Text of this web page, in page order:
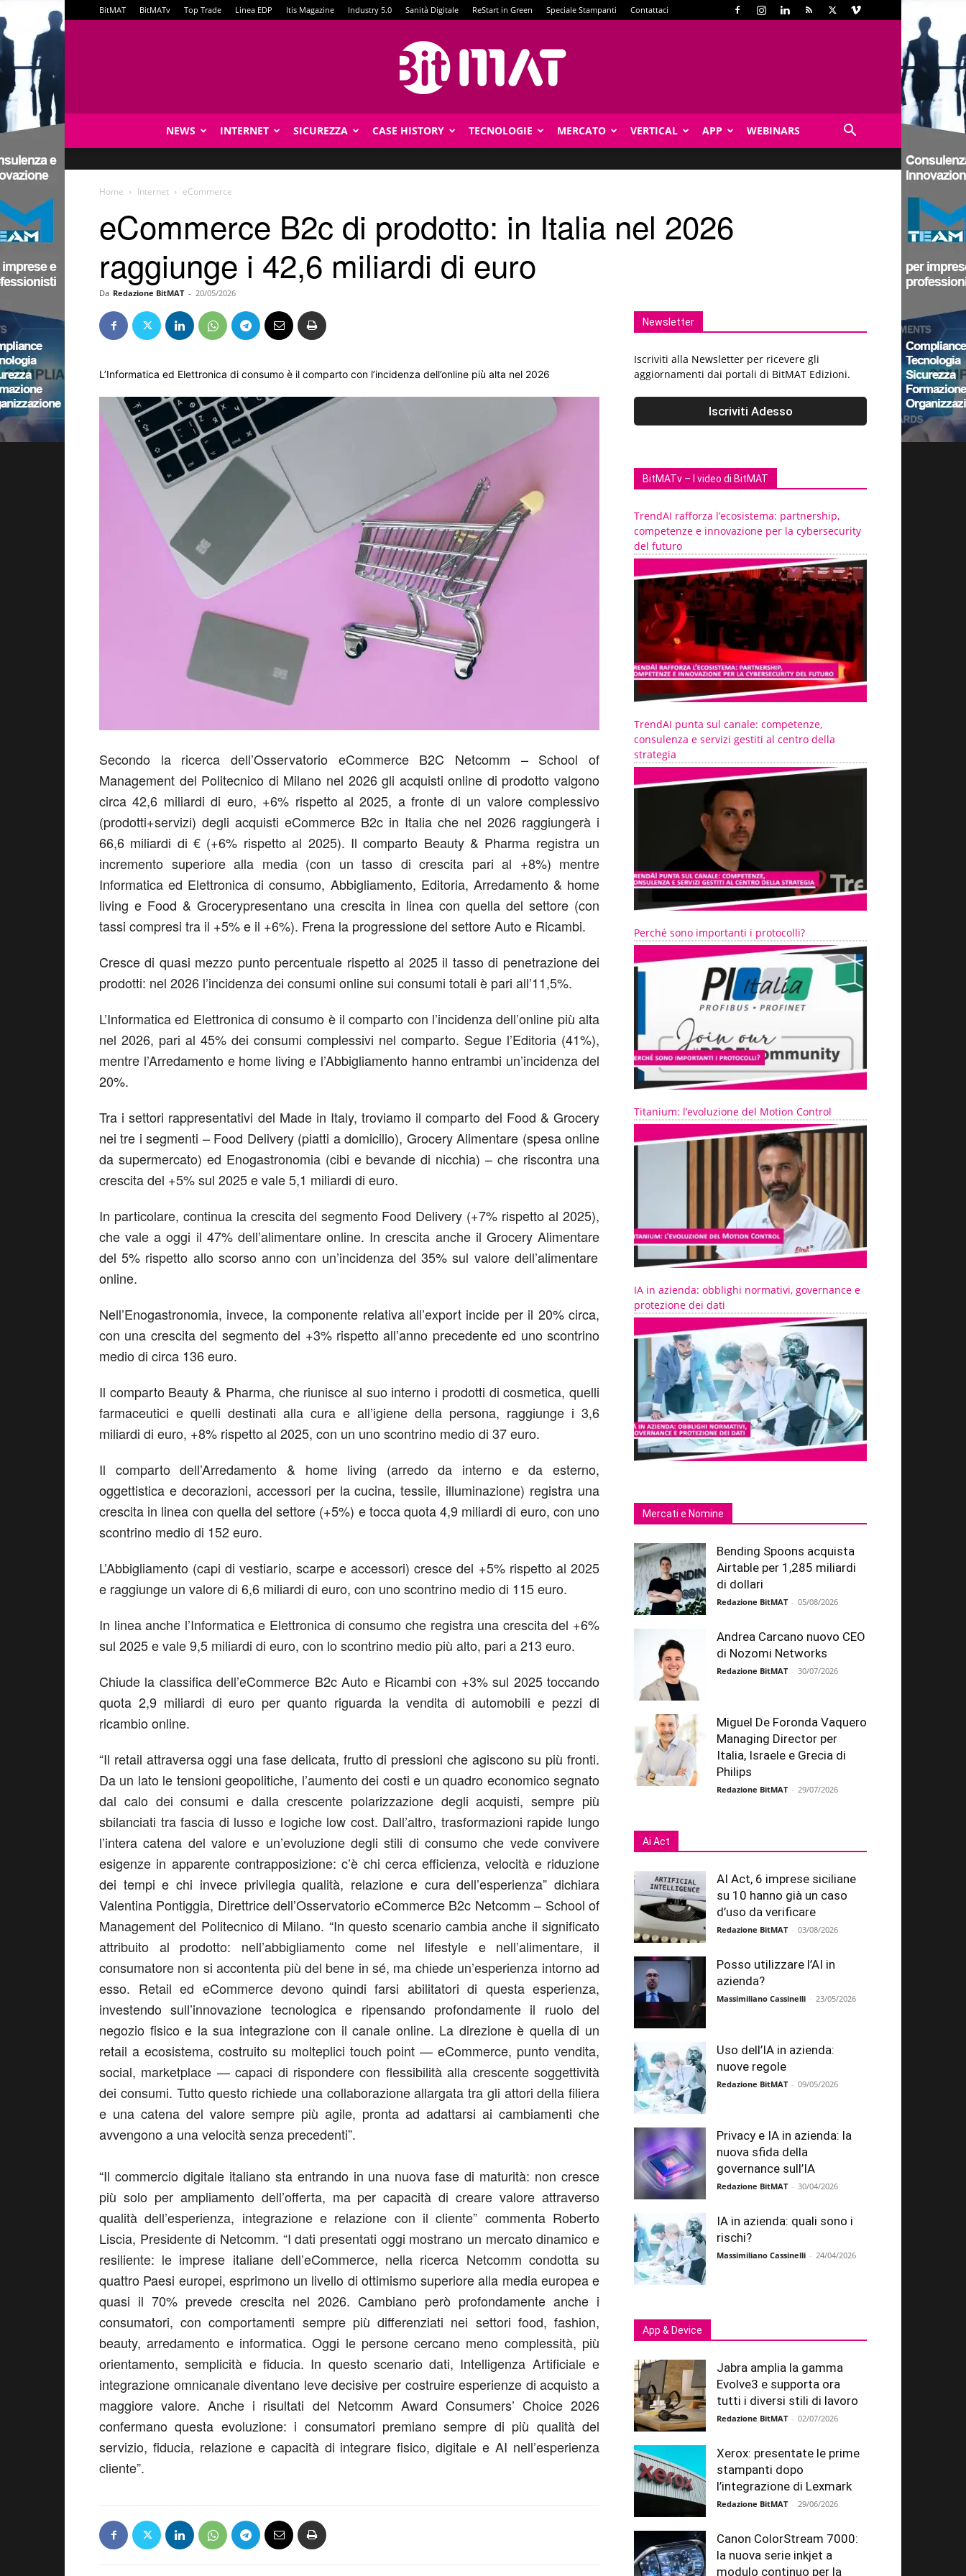
BitMAT BitMATv Top Trade Linea EDP Itis Magazine Industry 5.0 Sanità Digitale ReStart in Green Speciale Stampanti Contattaci
NEWS INTERNET SICUREZZA CASE HISTORY TECNOLOGIE MERCATO VERTICAL APP WEBINARS
Home Internet eCommerce
eCommerce B2c di prodotto: in Italia nel 2026
raggiunge i 42,6 miliardi di euro
Da Redazione BitMAT - 20/05/2026
L’Informatica ed Elettronica di consumo è il comparto con l’incidenza dell’online più alta nel 2026
Secondo la ricerca dell’Osservatorio eCommerce B2C Netcomm – School of
Management del Politecnico di Milano nel 2026 gli acquisti online di prodotto valgono
circa 42,6 miliardi di euro, +6% rispetto al 2025, a fronte di un valore complessivo
(prodotti+servizi) degli acquisti eCommerce B2c in Italia che nel 2026 raggiungerà i
66,6 miliardi di € (+6% rispetto al 2025). Il comparto Beauty & Pharma registra un
incremento superiore alla media (con un tasso di crescita pari al +8%) mentre
Informatica ed Elettronica di consumo, Abbigliamento, Editoria, Arredamento & home
living eFood & Grocerypresentano una crescita in linea con quella del settore (con
tassi compresi tra il +5% e il +6%). Frena la progressione del settoreAuto e Ricambi.
Cresce di quasi mezzo punto percentuale rispetto al 2025 il tasso di penetrazione dei
prodotti: nel 2026 l’incidenza dei consumi online sui consumi totali è pari all’11,5%.
L’Informatica ed Elettronica di consumo è il comparto con l’incidenza dell’online più alta
nel 2026, pari al 45% dei consumi complessivi nel comparto. Segue l’Editoria (41%),
mentre l’Arredamento e home living e l’Abbigliamentohanno entrambi un’incidenza del
20%.
Tra i settori rappresentativi del Made in Italy, troviamo il comparto del Food & Grocery
nei tre i segmenti – Food Delivery (piatti a domicilio), Grocery Alimentare (spesa online
da supermercato) ed Enogastronomia (cibi e bevande di nicchia) – che riscontra una
crescita del +5% sul 2025e vale5,1 miliardi di euro.
In particolare, continua la crescita del segmento Food Delivery (+7% rispetto al 2025),
che vale a oggi il 47% dell’alimentare online. In crescita anche il Grocery Alimentare
del 5% rispetto allo scorso anno con un’incidenza del 35% sul valore dell’alimentare
online.
Nell’Enogastronomia, invece, la componente relativa all’export incide per il 20% circa,
con una crescita del segmento del +3% rispetto all’anno precedente ed uno scontrino
medio di circa 136 euro.
Il comparto Beauty & Pharma, che riunisce al suo interno i prodotti di cosmetica, quelli
farmaceutici e quelli destinati alla cura e all’igiene della persona, raggiunge i 3,6
miliardi di euro, +8% rispetto al 2025, con un uno scontrino medio di 37 euro.
Il comparto dell’Arredamento & home living (arredo da interno e da esterno,
oggettistica e decorazioni, accessori per la cucina, tessile, illuminazione) registra una
crescita in linea con quella del settore (+5%) e tocca quota4,9 miliardi di euro, con uno
scontrino medio di 152 euro.
L’Abbigliamento (capi di vestiario, scarpe e accessori) cresce del +5% rispetto al 2025
e raggiunge un valore di 6,6 miliardi di euro, con uno scontrino medio di 115 euro.
In linea anche l’Informaticae Elettronica di consumo che registra una crescita del +6%
sul 2025e vale9,5 miliardi di euro, con lo scontrino medio più alto, pari a 213 euro.
Chiude la classifica dell’eCommerce B2cAuto e Ricambi con +3% sul 2025toccando
quota 2,9 miliardi di euro per quanto riguarda la vendita di automobili e pezzi di
ricambio online.
“Il retail attraversa oggi una fase delicata, frutto di pressioni che agiscono su più fronti.
Da un lato le tensioni geopolitiche, l’aumento dei costi e un quadro economico segnato
dal calo dei consumi e dalla crescente polarizzazione degli acquisti, sempre più
sbilanciati tra fascia di lusso e logiche low cost. Dall’altro, trasformazioni rapide lungo
l’intera catena del valore e un’evoluzione degli stili di consumo che vede convivere
esigenze in apparente contrapposizione: c’è chi cerca efficienza, velocità e riduzione
dei tempi e chi invece privilegia qualità, relazione e cura dell’esperienza” dichiara
Valentina Pontiggia, Direttrice dell’Osservatorio eCommerce B2c Netcomm – School of
Management del Politecnico di Milano. “In questo scenario cambia anche il significato
attribuito al prodotto: nell’abbigliamento come nel lifestyle e nell’alimentare, il
consumatore non si accontenta più del bene in sé, ma chiede un’esperienza intorno ad
esso. Retail ed eCommerce devono quindi farsi abilitatori di questa esperienza,
investendo sull’innovazione tecnologica e ripensando profondamente il ruolo del
negozio fisico e la sua integrazione con il canale online. La direzione è quella di un
retail a ecosistema, costruito su molteplici touch point — eCommerce, punto vendita,
social, marketplace — capaci di rispondere con flessibilità alla crescente soggettività
dei consumi. Tutto questo richiede una collaborazione allargata tra gli attori della filiera
e una catena del valore sempre più agile, pronta ad adattarsi ai cambiamenti che
avvengono a una velocità senza precedenti”.
“Il commercio digitale italiano sta entrando in una nuova fase di maturità: non cresce
più solo per ampliamento dell’offerta, ma per capacità di creare valore attraverso
qualità dell’esperienza, integrazione e relazione con il cliente” commenta Roberto
Liscia, Presidente di Netcomm. “I dati presentati oggi mostrano un mercato dinamico e
resiliente: le imprese italiane dell’eCommerce, nella ricerca Netcomm condotta su
quattro Paesi europei, esprimono un livello di ottimismo superiore alla media europea e
quasi il 70% prevede crescita nel 2026. Cambiano però profondamente anche i
consumatori, con comportamenti sempre più differenziati nei settori food, fashion,
beauty, arredamento e informatica. Oggi le persone cercano meno complessità, più
orientamento, semplicità e fiducia. In questo scenario dati, Intelligenza Artificiale e
integrazione omnicanale diventano leve decisive per costruire esperienze di acquisto a
maggiore valore. Anche i risultati del Netcomm Award Consumers’ Choice 2026
confermano questa evoluzione: i consumatori premiano sempre di più qualità del
servizio, fiducia, relazione e capacità di integrare fisico, digitale e AI nell’esperienza
cliente”.
Newsletter
Iscriviti alla Newsletter per ricevere gli
aggiornamenti dai portali di BitMAT Edizioni.
BitMATv – I video di BitMAT
TrendAI rafforza l’ecosistema: partnership,
competenze e innovazione per la cybersecurity
del futuro
TrendAI punta sul canale: competenze,
consulenza e servizi gestiti al centro della
strategia
Perché sono importanti i protocolli?
Titanium: l’evoluzione del Motion Control
IA in azienda: obblighi normativi, governance e
protezione dei dati
Mercati e Nomine
Bending Spoons acquista
Airtable per 1,285 miliardi
di dollari
Redazione BitMAT - 05/08/2026
Andrea Carcano nuovo CEO
di Nozomi Networks
Redazione BitMAT - 30/07/2026
Miguel De Foronda Vaquero
Managing Director per
Italia, Israele e Grecia di
Philips
Redazione BitMAT - 29/07/2026
Ai Act
AI Act, 6 imprese siciliane
su 10 hanno già un caso
d’uso da verificare
Redazione BitMAT - 03/08/2026
Posso utilizzare l’AI in
azienda?
Massimiliano Cassinelli - 23/05/2026
Uso dell’IA in azienda:
nuove regole
Redazione BitMAT - 09/05/2026
Privacy e IA in azienda: la
nuova sfida della
governance sull’IA
Redazione BitMAT - 30/04/2026
IA in azienda: quali sono i
rischi?
Massimiliano Cassinelli - 24/04/2026
App & Device
Jabra amplia la gamma
Evolve3 e supporta ora
tutti i diversi stili di lavoro
Redazione BitMAT - 02/07/2026
Xerox: presentate le prime
stampanti dopo
l’integrazione di Lexmark
Redazione BitMAT - 29/06/2026
Canon ColorStream 7000:
la nuova serie inkjet a
modulo continuo per la